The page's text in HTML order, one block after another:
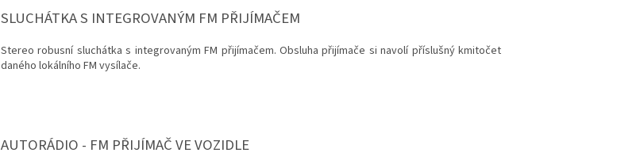
SLUCHÁTKA S INTEGROVANÝM FM PŘIJÍMAČEM
Stereo robusní sluchátka s integrovaným FM přijímačem. Obsluha přijímače si navolí příslušný kmitočet
daného lokálního FM vysílače.
AUTORÁDIO - FM PŘIJÍMAČ VE VOZIDLE